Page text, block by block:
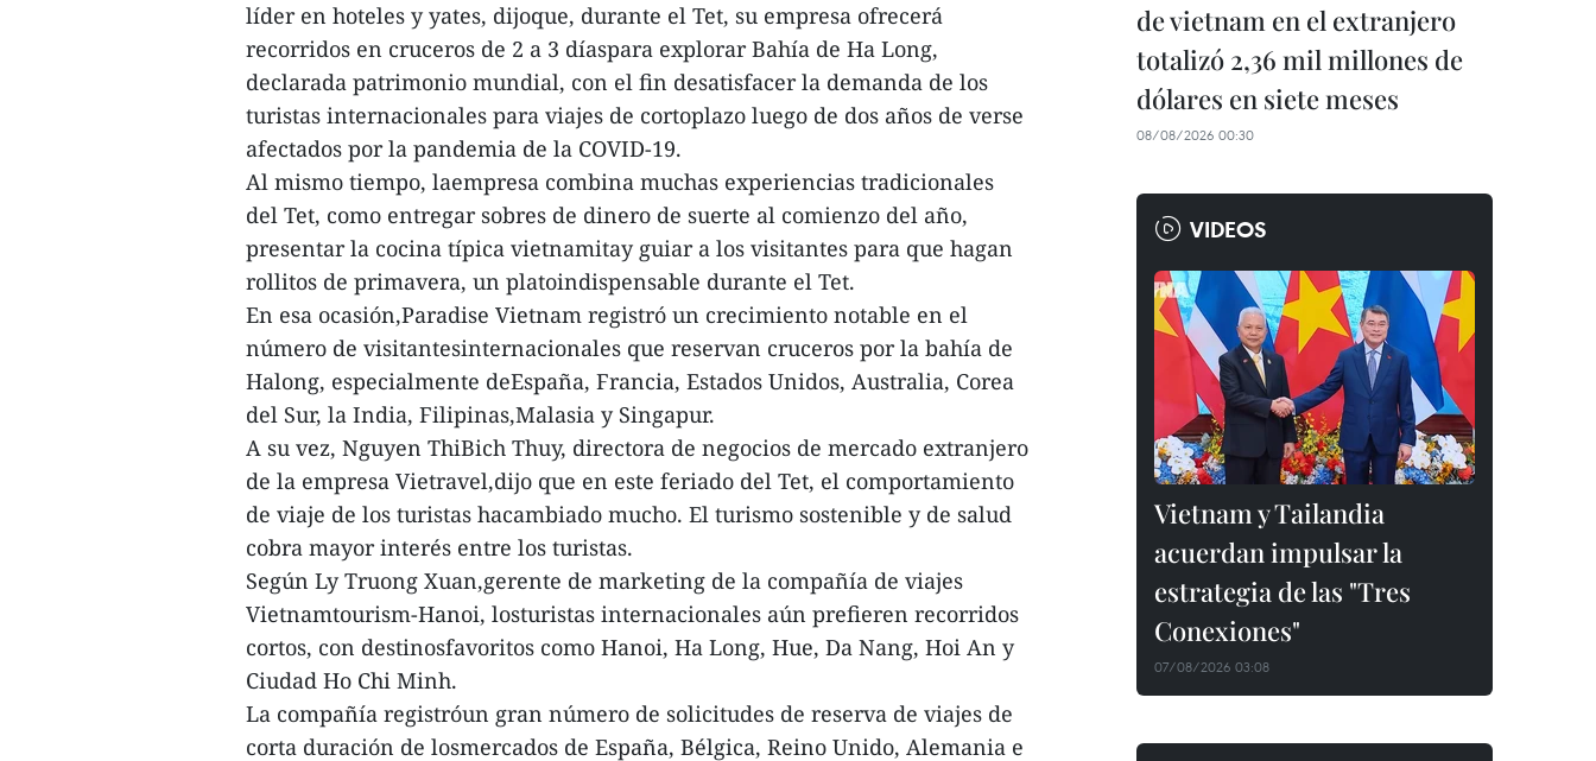
líder en hoteles y yates, dijoque, durante el Tet, su empresa ofrecerá
recorridos en cruceros de 2 a 3 díaspara explorar Bahía de Ha Long,
declarada patrimonio mundial, con el fin desatisfacer la demanda de los
turistas internacionales para viajes de cortoplazo luego de dos años de verse
afectados por la pandemia de la COVID-19.
Al mismo tiempo, laempresa combina muchas experiencias tradicionales
del Tet, como entregar sobres de dinero de suerte al comienzo del año,
presentar la cocina típica vietnamitay guiar a los visitantes para que hagan
rollitos de primavera, un platoindispensable durante el Tet.
En esa ocasión,Paradise Vietnam registró un crecimiento notable en el
número de visitantesinternacionales que reservan cruceros por la bahía de
Halong, especialmente deEspaña, Francia, Estados Unidos, Australia, Corea
del Sur, la India, Filipinas,Malasia y Singapur.
A su vez, Nguyen ThiBich Thuy, directora de negocios de mercado extranjero
de la empresa Vietravel,dijo que en este feriado del Tet, el comportamiento
de viaje de los turistas hacambiado mucho. El turismo sostenible y de salud
cobra mayor interés entre los turistas.
Según Ly Truong Xuan,gerente de marketing de la compañía de viajes
Vietnamtourism-Hanoi, losturistas internacionales aún prefieren recorridos
cortos, con destinosfavoritos como Hanoi, Ha Long, Hue, Da Nang, Hoi An y
Ciudad Ho Chi Minh.
La compañía registróun gran número de solicitudes de reserva de viajes de
corta duración de losmercados de España, Bélgica, Reino Unido, Alemania e
de vietnam en el extranjero
totalizó 2,36 mil millones de
dólares en siete meses
08/08/2026 00:30
VIDEOS
Vietnam y Tailandia
acuerdan impulsar la
estrategia de las "Tres
Conexiones"
07/08/2026 03:08